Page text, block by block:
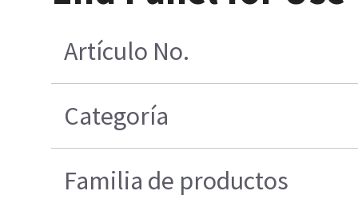
Artículo No.
Categoría
Familia de productos